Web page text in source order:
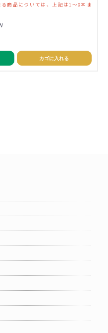
商品については、上記は1～9本ま
カゴに入れる